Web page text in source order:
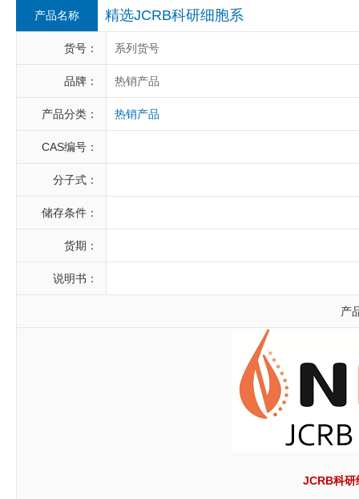
Berry & Associates
LGC Maine Standards
Abbexa AbD Serotec
产品名称 精选JCRB科研细胞系
货号： 系列货号
品牌： 热销产品
产品分类： 热销产品
CAS编号：
分子式：
储存条件：
货期：
说明书：
产
JCRB科研